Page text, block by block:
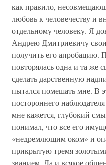
как правило,
любовь к человечеству и
отдельному человеку. Я
Андрею Дмитриевичу
получить его апробацию.
повторялась одна и та же
сделать дарственную
пытался помешать мне. В
постороннего
мне кажется, глубокий
понимал, что все его
«недремлющим оком» и
прикрытую тремя
званием. Да и всякое